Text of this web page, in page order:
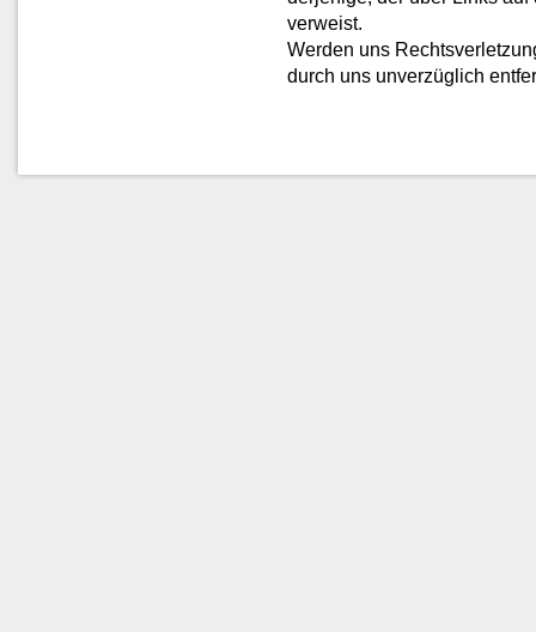
verweist.
Werden uns
durch uns unverzüglich